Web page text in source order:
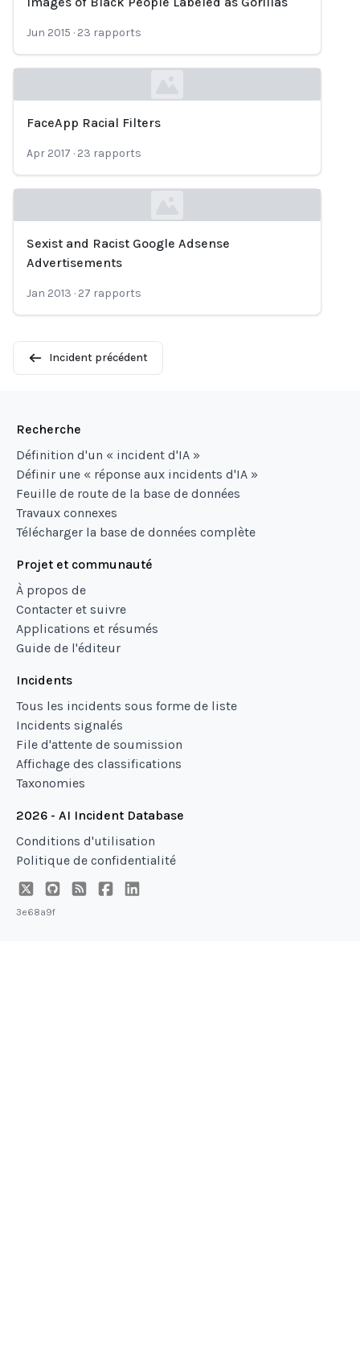
Loading...
Jun 2015 · 23 rapports
Loading...
FaceApp Racial Filters
Apr 2017 · 23 rapports
Loading...
Sexist and Racist Google Adsense
Advertisements
Jan 2013 · 27 rapports
Incident précédent
Recherche
Définition d'un « incident d'IA »
Définir une « réponse aux incidents d'IA »
Feuille de route de la base de données
Travaux connexes
Télécharger la base de données complète
Projet et communauté
À propos de
Contacter et suivre
Applications et résumés
Guide de l'éditeur
Incidents
Tous les incidents sous forme de liste
Incidents signalés
File d'attente de soumission
Affichage des classifications
Taxonomies
2026 - AI Incident Database
Conditions d'utilisation
Politique de confidentialité
3e68a9f